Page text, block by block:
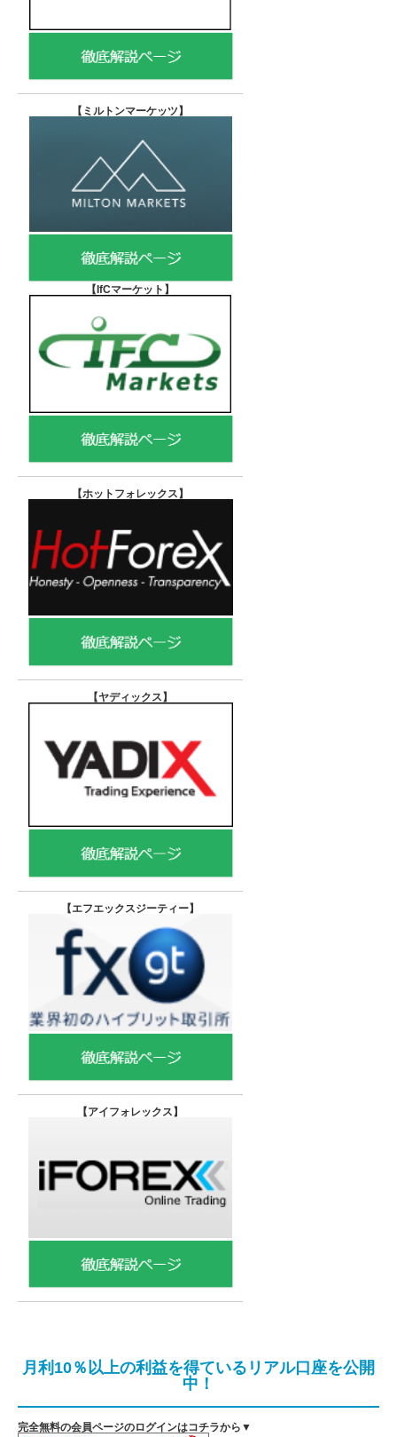
【 ミルトンマーケッツ】
【IfCマーケット 】
【ホットフォレックス】
【ヤディックス】
【エフエックスジーティー】
【アイフォレックス】
月利10％以上の利益を得ているリアル口座を公開
中！
完全無料の会員ページのログインはコチラから▼